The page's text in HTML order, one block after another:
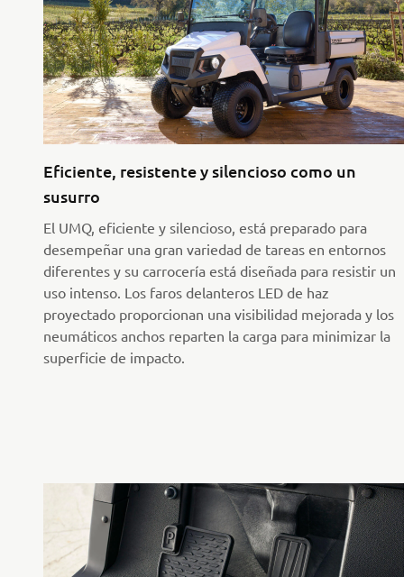
Eficiente, resistente y silencioso como un
susurro
El UMQ, eficiente y silencioso, está preparado para
desempeñar una gran variedad de tareas en entornos
diferentes y su carrocería está diseñada para resistir un
uso intenso. Los faros delanteros LED de haz
proyectado proporcionan una visibilidad mejorada y los
neumáticos anchos reparten la carga para minimizar la
superficie de impacto.